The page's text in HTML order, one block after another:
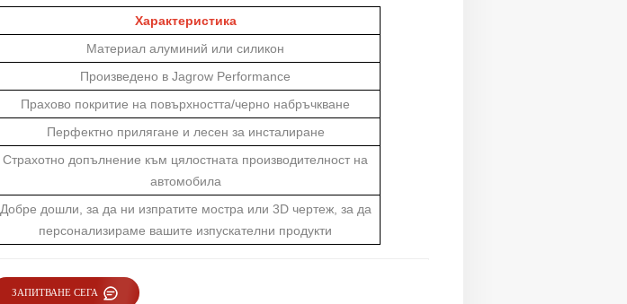
Характеристика
Материал алуминий или силикон
Произведено в Jagrow Performance
Прахово покритие на повърхността/черно набръчкване
Перфектно прилягане и лесен за инсталиране
Страхотно допълнение към цялостната производителност на
автомобила
Добре дошли, за да ни изпратите мостра или 3D чертеж, за да
персонализираме вашите изпускателни продукти
ЗАПИТВАНЕ СЕГА